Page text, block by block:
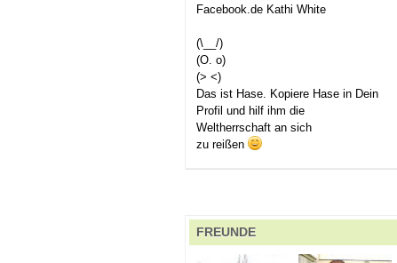
Facebook.de Kathi White
(\__/)
(O. o)
(> <)
Das ist Hase. Kopiere Hase in Dein
Profil und hilf ihm die
Weltherrschaft an sich
zu reißen
FREUNDE